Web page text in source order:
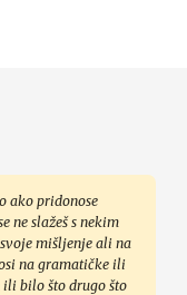
ako pridonose
ne slažeš s nekim
mišljenje ali na
na gramatičke ili
ili bilo što drugo što